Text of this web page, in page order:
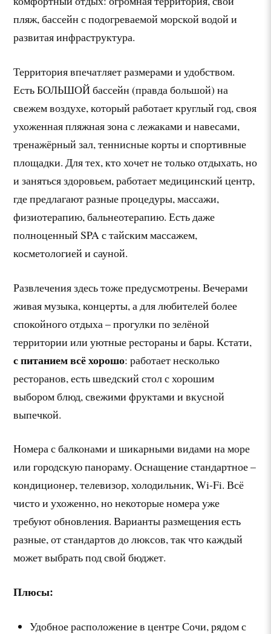
пляж, бассейн с подогреваемой морской водой и
развитая инфраструктура.
Территория впечатляет размерами и удобством.
Есть БОЛЬШОЙ бассейн (правда большой) на
свежем воздухе, который работает круглый год, своя
ухоженная пляжная зона с лежаками и навесами,
тренажёрный зал, теннисные корты и спортивные
площадки. Для тех, кто хочет не только отдыхать, но
и заняться здоровьем, работает медицинский центр,
где предлагают разные процедуры, массажи,
физиотерапию, бальнеотерапию. Есть даже
полноценный SPA с тайским массажем,
косметологией и сауной.
Развлечения здесь тоже предусмотрены. Вечерами
живая музыка, концерты, а для любителей более
спокойного отдыха – прогулки по зелёной
территории или уютные рестораны и бары. Кстати,
с питанием всё хорошо: работает несколько
ресторанов, есть шведский стол с хорошим
выбором блюд, свежими фруктами и вкусной
выпечкой.
Номера с балконами и шикарными видами на море
или городскую панораму. Оснащение стандартное –
кондиционер, телевизор, холодильник, Wi-Fi. Всё
чисто и ухоженно, но некоторые номера уже
требуют обновления. Варианты размещения есть
разные, от стандартов до люксов, так что каждый
может выбрать под свой бюджет.
Плюсы:
Удобное расположение в центре Сочи, рядом с